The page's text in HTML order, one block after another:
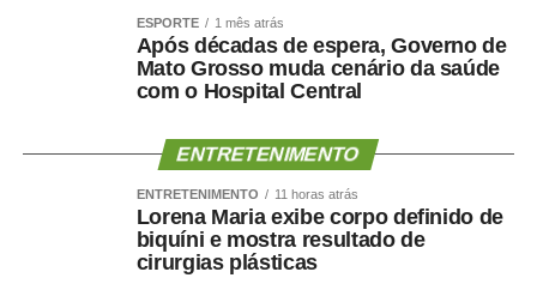
O empresário também afirmou que não pretende
naturalizar o episódio como parte da disputa eleitoral.
“Não faço política dessa maneira e não aceitarei
Ao concluir, Maluf disse que deixa a situação com a
consciência tranquila e atribuiu a responsabilidade pela
decisão aos responsáveis pela mudança.
ESPORTE 1 mês atrás
Após décadas de espera, Governo de
Mato Grosso muda cenário da saúde
com o Hospital Central
ENTRETENIMENTO
ENTRETENIMENTO 11 horas atrás
Lorena Maria exibe corpo definido de
biquíni e mostra resultado de
cirurgias plásticas